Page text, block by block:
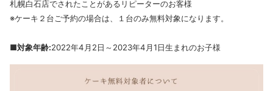
札幌白石店でされたことがあるリピーターのお客様
※ケーキ２台ご予約の場合は、１台のみ無料対象になります。
■対象年齢:2022年4月2日～2023年4月1日生まれのお子様